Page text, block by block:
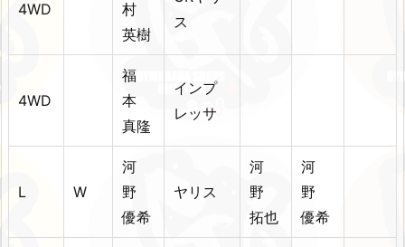
4WD
村
英樹
ス
4WD
福
本
真隆
インプ
レッサ
L W
河
野
優希
ヤリス
河
野
拓也
河
野
優希